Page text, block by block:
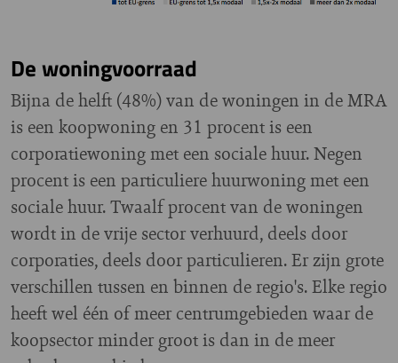
De woningvoorraad
Bijna de helft (48%) van de woningen in de MRA
is een koopwoning en 31 procent is een
corporatiewoning met een sociale huur. Negen
procent is een particuliere huurwoning met een
sociale huur. Twaalf procent van de woningen
wordt in de vrije sector verhuurd, deels door
corporaties, deels door particulieren. Er zijn grote
verschillen tussen en binnen de regio's. Elke regio
heeft wel één of meer centrumgebieden waar de
koopsector minder groot is dan in de meer